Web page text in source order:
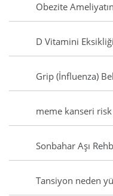
Obezite
D Vitamini
Grip (İnfluenza)
meme kanseri
Sonbahar Aşı
Tansiyon neden